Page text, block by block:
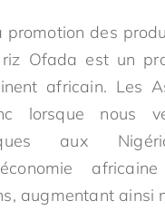
promotion des
Ofada est un
africain. Les
lorsque nous
aux
augmentant ainsi